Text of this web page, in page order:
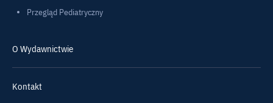
Przegląd Pediatryczny
O Wydawnictwie
Kontakt